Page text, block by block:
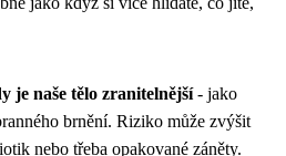
je naše tělo zranitelnější- jako
brnění. Riziko může zvýšit
nebo třeba opakované záněty.